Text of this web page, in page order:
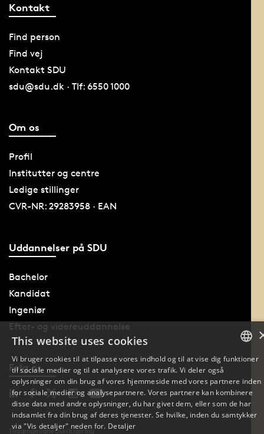
Kontakt
Find person
Find vej
Kontakt SDU
sdu@sdu.dk · Tlf: 6550 1000
Om os
Profil
Institutter og centre
Ledige stillinger
CVR-NR: 29283958 · EAN
Uddannelser på SDU
Bachelor
Kandidat
Ingeniør
Efter- og videreuddannelse
Følg os
Tilgængelighedserklæring
DANISH
This website uses cookies
Vi bruger cookies til at tilpasse vores indhold og til at vise dig funktioner
til sociale medier og til at analysere vores trafik. Vi deler også
oplysninger om din brug af vores hjemmeside med vores partnere inden
for sociale medier og analysepartnere. Vores partnere kan kombinere
disse data med andre oplysninger, du har givet dem, eller som de har
indsamlet fra din brug af deres tjenester. Se hvilke, inden du samtykker
via "Vis detaljer" neden for. Detaljer